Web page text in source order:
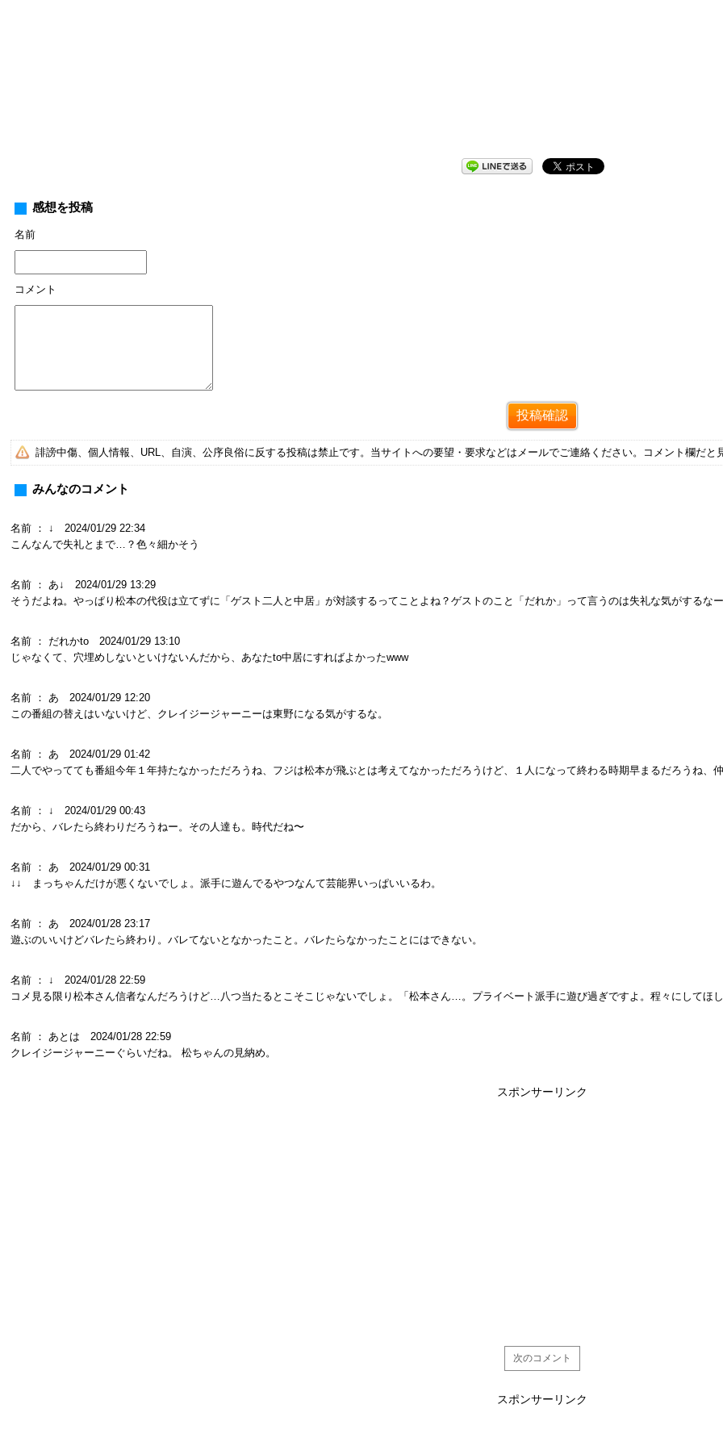
感想を投稿
名前
コメント
誹謗中傷、個人情報、URL、自演、公序良俗に反する投稿は禁止です。当サイトへの要望・要求などはメールでご連絡ください。コメント欄だと
みんなのコメント
名前 ： ↓ 2024/01/29 22:34
こんなんで失礼とまで…？色々細かそう
名前 ： あ↓ 2024/01/29 13:29
そうだよね。やっぱり松本の代役は立てずに「ゲスト二人と中居」が対談するってことよね？ゲストのこと「だれか」って言うのは失礼な気がするなー
名前 ： だれかto 2024/01/29 13:10
じゃなくて、穴埋めしないといけないんだから、あなたto中居にすればよかったwww
名前 ： あ 2024/01/29 12:20
この番組の替えはいないけど、クレイジージャーニーは東野になる気がするな。
名前 ： あ 2024/01/29 01:42
二人でやってても番組今年１年持たなかっただろうね、フジは松本が飛ぶとは考えてなかっただろうけど、１人になって終わる時期早まるだろうね、
名前 ： ↓ 2024/01/29 00:43
だから、バレたら終わりだろうねー。その人達も。時代だね〜
名前 ： あ 2024/01/29 00:31
↓↓ まっちゃんだけが悪くないでしょ。派手に遊んでるやつなんて芸能界いっぱいいるわ。
名前 ： あ 2024/01/28 23:17
遊ぶのいいけどバレたら終わり。バレてないとなかったこと。バレたらなかったことにはできない。
名前 ： ↓ 2024/01/28 22:59
コメ見る限り松本さん信者なんだろうけど…八つ当たるとこそこじゃないでしょ。「松本さん…。プライベート派手に遊び過ぎですよ。程々にしてほ
名前 ： あとは 2024/01/28 22:59
クレイジージャーニーぐらいだね。 松ちゃんの見納め。
スポンサーリンク
次のコメント
スポンサーリンク